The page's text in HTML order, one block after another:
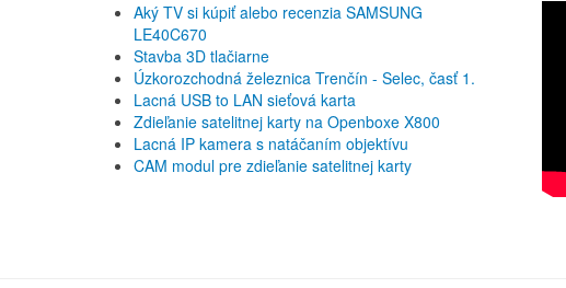
Aký TV si kúpiť alebo recenzia SAMSUNG
LE40C670
Stavba 3D tlačiarne
Úzkorozchodná železnica Trenčín - Selec, časť 1.
Lacná USB to LAN sieťová karta
Zdieľanie satelitnej karty na Openboxe X800
Lacná IP kamera s natáčaním objektívu
CAM modul pre zdieľanie satelitnej karty